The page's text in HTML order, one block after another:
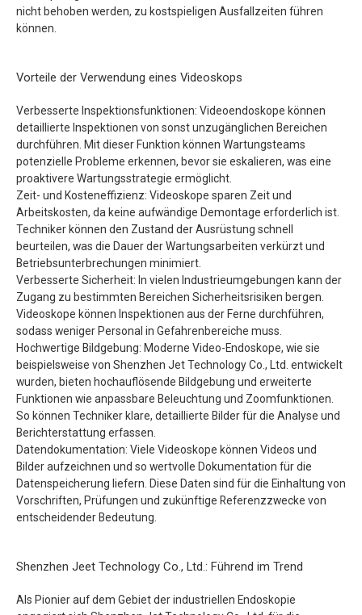
nicht behoben werden, zu kostspieligen Ausfallzeiten führen
können.
Vorteile der Verwendung eines Videoskops
Verbesserte Inspektionsfunktionen: Videoendoskope können
detaillierte Inspektionen von sonst unzugänglichen Bereichen
durchführen. Mit dieser Funktion können Wartungsteams
potenzielle Probleme erkennen, bevor sie eskalieren, was eine
proaktivere Wartungsstrategie ermöglicht.
Zeit- und Kosteneffizienz: Videoskope sparen Zeit und
Arbeitskosten, da keine aufwändige Demontage erforderlich ist.
Techniker können den Zustand der Ausrüstung schnell
beurteilen, was die Dauer der Wartungsarbeiten verkürzt und
Betriebsunterbrechungen minimiert.
Verbesserte Sicherheit: In vielen Industrieumgebungen kann der
Zugang zu bestimmten Bereichen Sicherheitsrisiken bergen.
Videoskope können Inspektionen aus der Ferne durchführen,
sodass weniger Personal in Gefahrenbereiche muss.
Hochwertige Bildgebung: Moderne Video-Endoskope, wie sie
beispielsweise von Shenzhen Jet Technology Co., Ltd. entwickelt
wurden, bieten hochauflösende Bildgebung und erweiterte
Funktionen wie anpassbare Beleuchtung und Zoomfunktionen.
So können Techniker klare, detaillierte Bilder für die Analyse und
Berichterstattung erfassen.
Datendokumentation: Viele Videoskope können Videos und
Bilder aufzeichnen und so wertvolle Dokumentation für die
Datenspeicherung liefern. Diese Daten sind für die Einhaltung von
Vorschriften, Prüfungen und zukünftige Referenzzwecke von
entscheidender Bedeutung.
Shenzhen Jeet Technology Co., Ltd.: Führend im Trend
Als Pionier auf dem Gebiet der industriellen Endoskopie